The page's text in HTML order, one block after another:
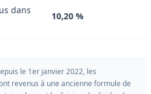
dans
10,20 %
le 1er janvier 2022, les
revenus à une ancienne formule de